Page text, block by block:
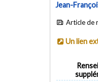
Jean-
Article de
Un lien